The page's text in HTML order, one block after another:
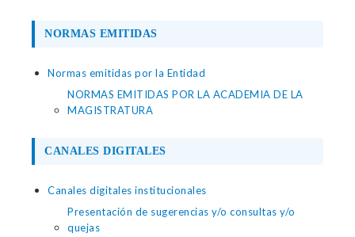
NORMAS EMITIDAS
Normas emitidas por la Entidad
NORMAS EMITIDAS POR LA ACADEMIA DE LA
MAGISTRATURA
CANALES DIGITALES
Canales digitales institucionales
Presentación de sugerencias y/o consultas y/o
quejas